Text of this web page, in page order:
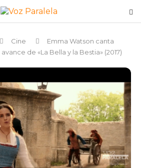
Cine
Emma Watson canta
de «La Bella y la Bestia» (2017)